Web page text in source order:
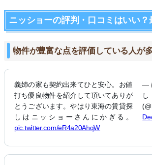
ニッショーの評判・口コミはいい？
物件が豊富な点を評価している人が
義姉の家も契約出来てひと安心。お値
打ち優良物件を紹介して頂いてありが
とうございます。やはり東海の賃貸探
しはニッショーさんにかぎる。
pic.twitter.com/eR4a20AhqW
—